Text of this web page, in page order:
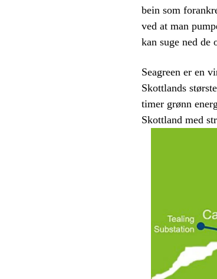
bein som
ved at man
kan suge ned de
Seagreen er en
Skottlands
timer grønn
Skottland med